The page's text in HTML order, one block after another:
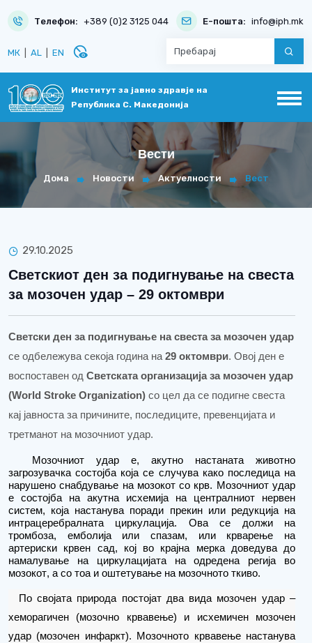
Телефон: +389 (0)2 3125 044 Е-пошта: info@iph.mk
МК AL EN disabled_visible
Институт за јавно здравје на
Република С. Македонија
Вести
Дома Новости Актуелности Вест
29.10.2025
Светскиот ден за подигнување на свеста
за мозочен удар – 29 октомври
Светски ден за подигнување на свеста за мозочен удар
се одбележува секоја година на 29 октомври. Овој ден е
воспоставен од Светската организација за мозочен удар
(World Stroke Organization) со цел да се подигне свеста
кај јавноста за причините, последиците, превенцијата и
третманот на мозочниот удар.
Мозочниот удар е, акутно настаната животно
загрозувачка состојба која се случува како последица на
нарушено снабдување на мозокотсо крв. Мозочниот удар
е состојба на акутна исхемија на централниот нервен
систем, која настанува поради прекин или редукција на
интрацеребралната циркулација. Ова се должи на
тромбоза, емболија или спазам, или крварење на
артериски крвен сад, кој во крајна мерка доведува до
намалување на циркулацијата на одредена регија во
мозокот, а со тоа и оштетување на мозочното ткиво.
По својата природа постојат два вида мозочен удар –
хеморагичен (мозочно крвавење) и исхемичен мозочен
удар (мозочен инфаркт). Мозочното крвавење настанува